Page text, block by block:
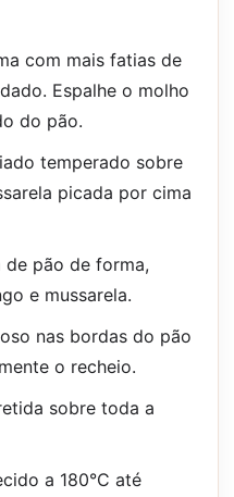
com mais fatias de
Espalhe o molho
do pão.
temperado sobre
picada por cima
de pão de forma,
e mussarela.
nas bordas do pão
o recheio.
sobre toda a
a 180°C até